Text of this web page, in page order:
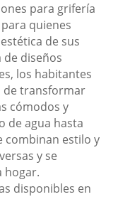
para grifería
quienes
de sus
de diseños
los habitantes
de transformar
cómodos y
de agua hasta
combinan estilo y
y se
hogar.
disponibles en